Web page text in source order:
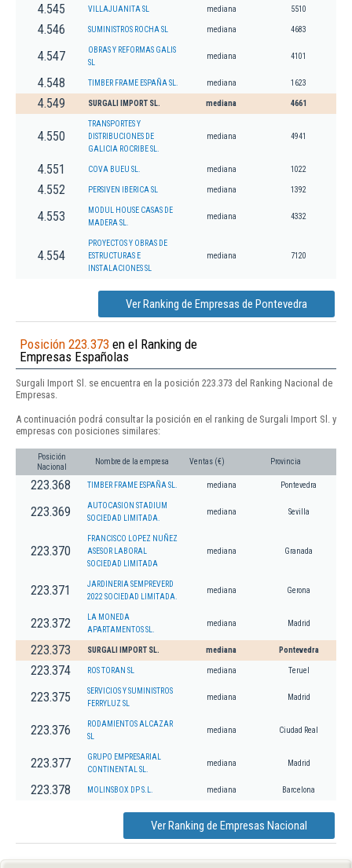
4.545 VILLAJUANITA SL mediana 5510
4.546 SUMINISTROS ROCHA SL mediana 4683
4.547
OBRAS Y REFORMAS GALIS
SL
mediana 4101
4.548 TIMBER FRAME ESPAÑA SL. mediana 1623
4.549 SURGALI IMPORT SL. mediana 4661
4.550
TRANSPORTES Y
DISTRIBUCIONES DE
GALICIA ROCRIBE SL.
mediana 4941
4.551 COVA BUEU SL. mediana 1022
4.552 PERSIVEN IBERICA SL mediana 1392
4.553
MODUL HOUSE CASAS DE
MADERA SL.
mediana 4332
4.554
PROYECTOS Y OBRAS DE
ESTRUCTURAS E
INSTALACIONES SL
mediana 7120
Ver Ranking de Empresas de Pontevedra
Posición 223.373 en el Ranking de
Empresas Españolas
Surgali Import Sl. se encuentra en la posición 223.373 del Ranking Nacional de
Empresas.
A continuación podrá consultar la posición en el ranking de Surgali Import Sl. y
empresas con posiciones similares:
Posición
Nacional
Nombre de la empresa Ventas (€) Provincia
223.368 TIMBER FRAME ESPAÑA SL. mediana Pontevedra
223.369
AUTOCASION STADIUM
SOCIEDAD LIMITADA.
mediana Sevilla
223.370
FRANCISCO LOPEZ NUÑEZ
ASESOR LABORAL
SOCIEDAD LIMITADA
mediana Granada
223.371
JARDINERIA SEMPREVERD
2022 SOCIEDAD LIMITADA.
mediana Gerona
223.372
LA MONEDA
APARTAMENTOS SL.
mediana Madrid
223.373 SURGALI IMPORT SL. mediana Pontevedra
223.374 ROS TORAN SL mediana Teruel
223.375
SERVICIOS Y SUMINISTROS
FERRYLUZ SL
mediana Madrid
223.376
RODAMIENTOS ALCAZAR
SL
mediana Ciudad Real
223.377
GRUPO EMPRESARIAL
CONTINENTAL SL.
mediana Madrid
223.378 MOLINSBOX DP S.L. mediana Barcelona
Ver Ranking de Empresas Nacional